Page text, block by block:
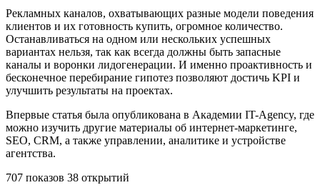
Рекламных каналов, охватывающих разные модели поведения
клиентов и их готовность купить, огромное количество.
Останавливаться на одном или нескольких успешных
вариантах нельзя, так как всегда должны быть запасные
каналы и воронки лидогенерации. И именно проактивность и
бесконечное перебирание гипотез позволяют достичь KPI и
улучшить результаты на проектах.
Впервые статья была опубликована в Академии IT-Agency, где
можно изучить другие материалы об интернет-маркетинге,
SEO, CRM, а также управлении, аналитике и устройстве
агентства.
707 показов 38 открытий